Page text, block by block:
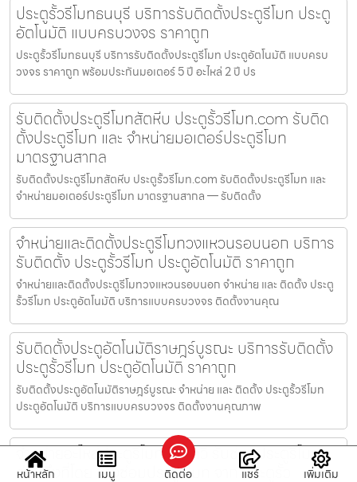
ประตูรั้วรีโมทธนบุรี บริการรับติดตั้งประตูรีโมท ประตู
อัตโนมัติ แบบครบวงจร ราคาถูก
ประตูรั้วรีโมทธนบุรี บริการรับติดตั้งประตูรีโมท ประตูอัตโนมัติ แบบครบ
วงจร ราคาถูก พร้อมประกันมอเตอร์ 5 ปี อะไหล่ 2 ปี ปร
รับติดตั้งประตูรีโมทสัตหีบ ประตูรั้วรีโมท.com รับติด
ตั้งประตูรีโมท และ จำหน่ายมอเตอร์ประตูรีโมท
มาตรฐานสากล
รับติดตั้งประตูรีโมทสัตหีบ ประตูรั้วรีโมท.com รับติดตั้งประตูรีโมท และ
จำหน่ายมอเตอร์ประตูรีโมท มาตรฐานสากล — รับติดตั้ง
จำหน่ายและติดตั้งประตูรีโมทวงแหวนรอบนอก บริการ
รับติดตั้ง ประตูรั้วรีโมท ประตูอัตโนมัติ ราคาถูก
จำหน่ายและติดตั้งประตูรีโมทวงแหวนรอบนอก จำหน่าย และ ติดตั้ง ประตู
รั้วรีโมท ประตูอัตโนมัติ บริการแบบครบวงจร ติดตั้งงานคุณ
รับติดตั้งประตูอัตโนมัติราษฎร์บูรณะ บริการรับติดตั้ง
ประตูรั้วรีโมท ประตูอัตโนมัติ ราคาถูก
รับติดตั้งประตูอัตโนมัติราษฎร์บูรณะ จำหน่าย และ ติดตั้ง ประตูรั้วรีโมท
ประตูอัตโนมัติ บริการแบบครบวงจร ติดตั้งงานคุณภาพ
จำหน่ายอะไหล่ประตูรีโมทราชเทวี รับซ่อมประตูรีโมท
ด่วนถึงที่โดย ช่างซ่อมประตูรีโมท จาก ประตูรั้ว
หน้าหลัก เมนู ติดต่อ แชร์ เพิ่มเติม